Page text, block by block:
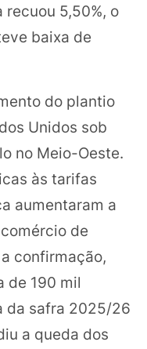
recuou 5,50%, o
baixa de
do plantio
Unidos sob
no Meio-Oeste.
às tarifas
aumentaram a
de
confirmação,
de 190 mil
da safra 2025/26
a queda dos